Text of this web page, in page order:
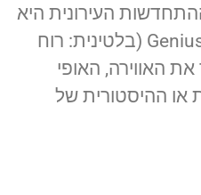
העירונית היא
איך משמרים את ה-Genius Loci (בלטינית: רוח
האווירה, האופי
או ההיסטורית של